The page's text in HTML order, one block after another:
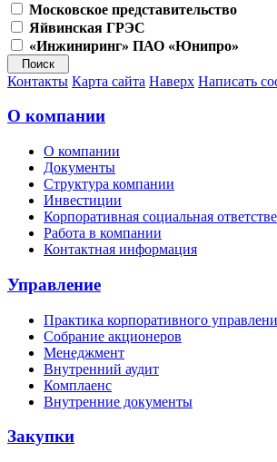
Московское представительство
Яйвинская ГРЭС
«Инжиниринг» ПАО «Юнипро»
Контакты Карта сайта Наверх Написать
О компании
О компании
Документы
Структура компании
Инвестиции
Корпоративная социальная
Работа в компании
Контактная информация
Управление
Практика корпоративного
Собрание акционеров
Менеджмент
Внутренний аудит
Комплаенс
Внутренние документы
Закупки